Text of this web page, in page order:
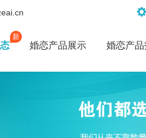

新
婚恋产品展示 婚恋产